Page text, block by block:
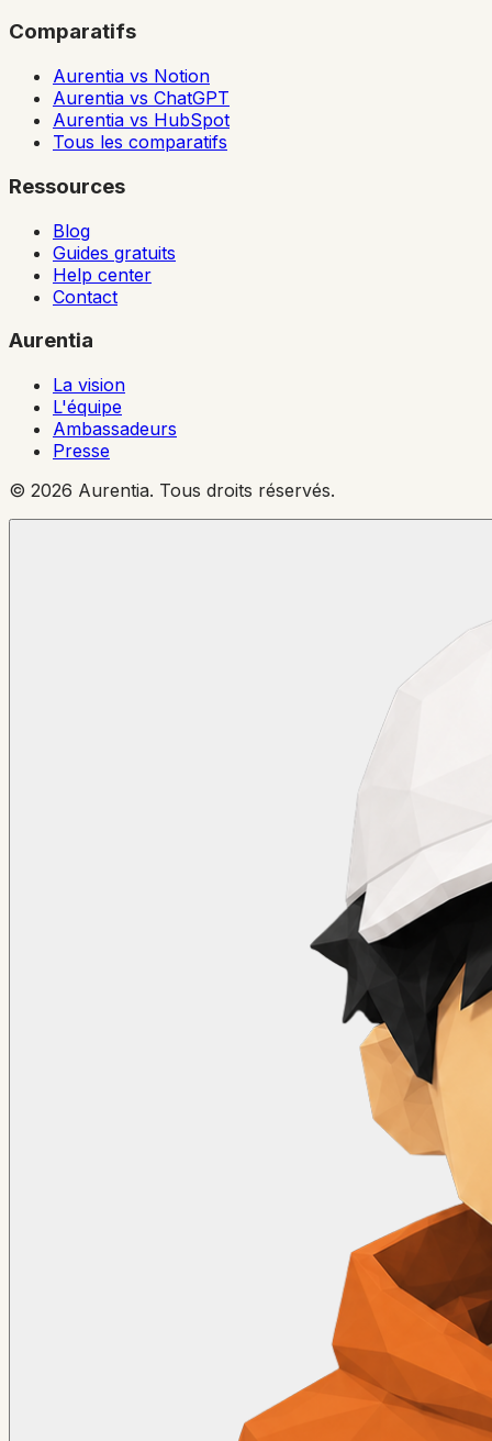
Comparatifs
Aurentia vs Notion
Aurentia vs ChatGPT
Aurentia vs HubSpot
Tous les comparatifs
Ressources
Blog
Guides gratuits
Help center
Contact
Aurentia
La vision
L'équipe
Ambassadeurs
Presse
© 2026 Aurentia. Tous droits réservés.